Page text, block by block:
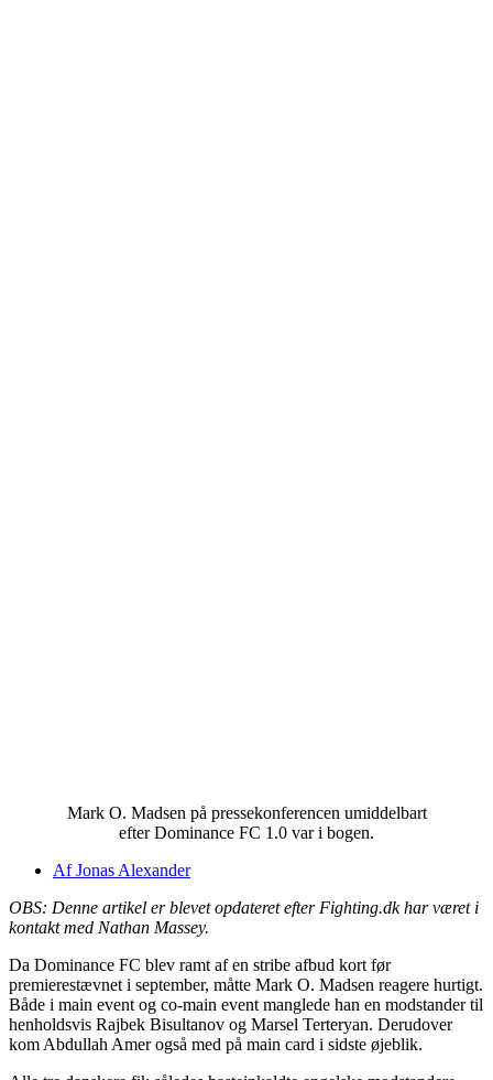
Mark O. Madsen på pressekonferencen umiddelbart
efter Dominance FC 1.0 var i bogen.
AfJonas Alexander
OBS: Denne artikel er blevet opdateret efter Fighting.dk har været i
kontakt med Nathan Massey.
Da Dominance FC blev ramt af en stribe afbud kort før
premierestævnet i september, måtte Mark O. Madsen reagere hurtigt.
Både i main event og co-main event manglede han en modstander til
henholdsvis Rajbek Bisultanov og Marsel Terteryan. Derudover
kom Abdullah Amer også med på main card i sidste øjeblik.